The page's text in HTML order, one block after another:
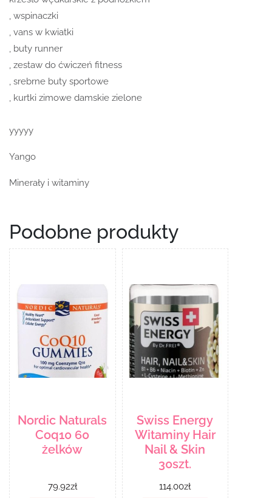
, wspinaczki
, vans w kwiatki
, buty runner
, zestaw do ćwiczeń fitness
, srebrne buty sportowe
, kurtki zimowe damskie zielone
yyyyy
Yango
Minerały i witaminy
Podobne produkty
Nordic Naturals
Coq10 60
żelków
79.92zł
Swiss Energy
Witaminy Hair
Nail & Skin
30szt.
114.00zł